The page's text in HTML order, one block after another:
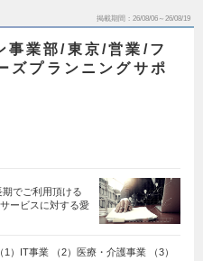
掲載期間 26/08/06～26/08/19
事業部/東京/営業/フ
ズプランニングサポ
期でご利用頂ける
ービスに対する愛
）IT事業 （2）医療・介護事業 （3）